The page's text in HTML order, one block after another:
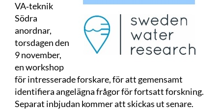
VA‑teknik
Södra
anordnar,
torsdagen den
9 november,
en workshop
för intresserade forskare, för att gemensamt
identifiera angelägna frågor för fortsatt forskning.
Separat inbjudan kommer att skickas ut senare.